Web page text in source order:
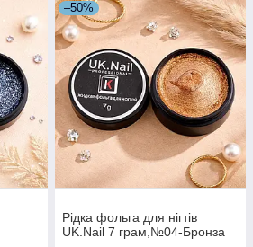
–50%
Рідка фольга для нігтів
UK.Nail 7 грам,№04-Бронза